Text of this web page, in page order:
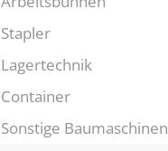
Stapler
Lagertechnik
Container
Sonstige Baumaschinen